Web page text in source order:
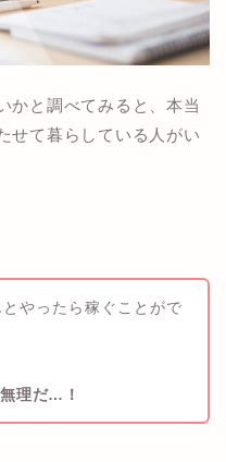
かと調べてみると、本当
せて暮らしている人がい
やったら稼ぐことがで
理だ…！